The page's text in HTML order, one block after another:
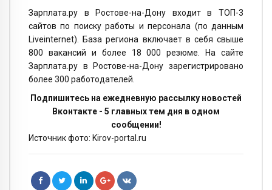
Зарплата.ру в Ростове-на-Дону входит в ТОП-3
сайтов по поиску работы и персонала (по данным
Liveinternet). База региона включает в себя свыше
800 вакансий и более 18 000 резюме. На сайте
Зарплата.ру в Ростове-на-Дону зарегистрировано
более 300 работодателей.
Подпишитесь на ежедневную рассылку новостей
Вконтакте - 5 главных тем дня в одном
сообщении!
Источник фото: Kirov-portal.ru